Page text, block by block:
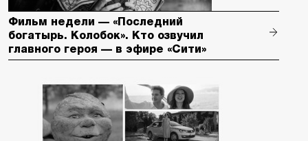
Фильм недели — «Последний
богатырь. Колобок». Кто озвучил
главного героя — в эфире «Сити»